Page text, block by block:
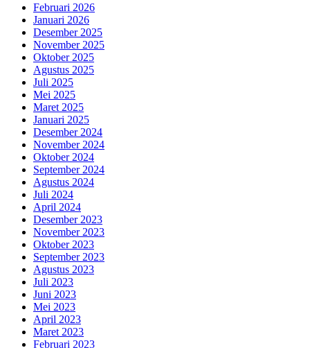
Februari 2026
Januari 2026
Desember 2025
November 2025
Oktober 2025
Agustus 2025
Juli 2025
Mei 2025
Maret 2025
Januari 2025
Desember 2024
November 2024
Oktober 2024
September 2024
Agustus 2024
Juli 2024
April 2024
Desember 2023
November 2023
Oktober 2023
September 2023
Agustus 2023
Juli 2023
Juni 2023
Mei 2023
April 2023
Maret 2023
Februari 2023